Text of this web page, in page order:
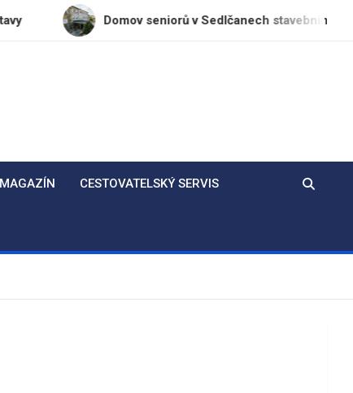
Domov seniorů v Sedlčanech stavebními úpravami
CESTOVATELSKÝ SERVIS